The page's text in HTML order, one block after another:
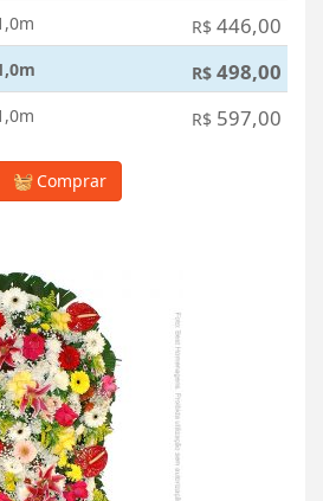
R$ 446,00
R$ 498,00
R$ 597,00
Comprar